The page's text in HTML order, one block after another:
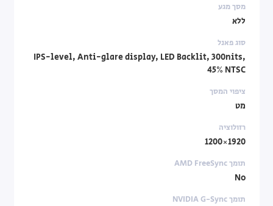
מסך מגע
ללא
סוג פאנל
IPS-level, Anti-glare display, LED Backlit, 300nits,
45% NTSC
ציפוי המסך
מט
רזולוציה
1920×1200
תומך AMD FreeSync
No
תומך NVIDIA G-Sync‏